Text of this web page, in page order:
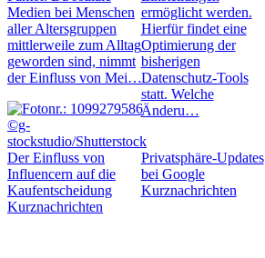
Medien bei Menschen
aller Altersgruppen
mittlerweile zum Alltag
geworden sind, nimmt
der Einfluss von Mei…
Der Einfluss von
Influencern auf die
Kaufentscheidung
Kurznachrichten
ermöglicht werden.
Hierfür findet eine
Optimierung der
bisherigen
Datenschutz-Tools
statt. Welche
Änderu…
Privatsphäre-Updates
bei Google
Kurznachrichten